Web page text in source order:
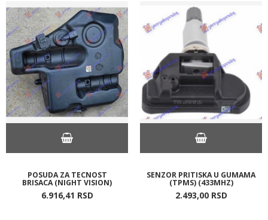
POSUDA ZA TECNOST
BRISACA (NIGHT VISION)
6.916,41 RSD
SENZOR PRITISKA U GUMAMA
(TPMS) (433MHZ)
2.493,00 RSD